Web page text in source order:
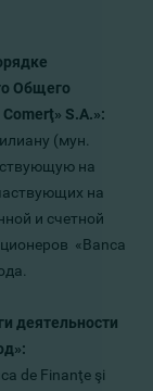
Общего
S.A.»:
(мун.
на
на
и счетной
«Bаncа
деятельности
de Finanţe şi